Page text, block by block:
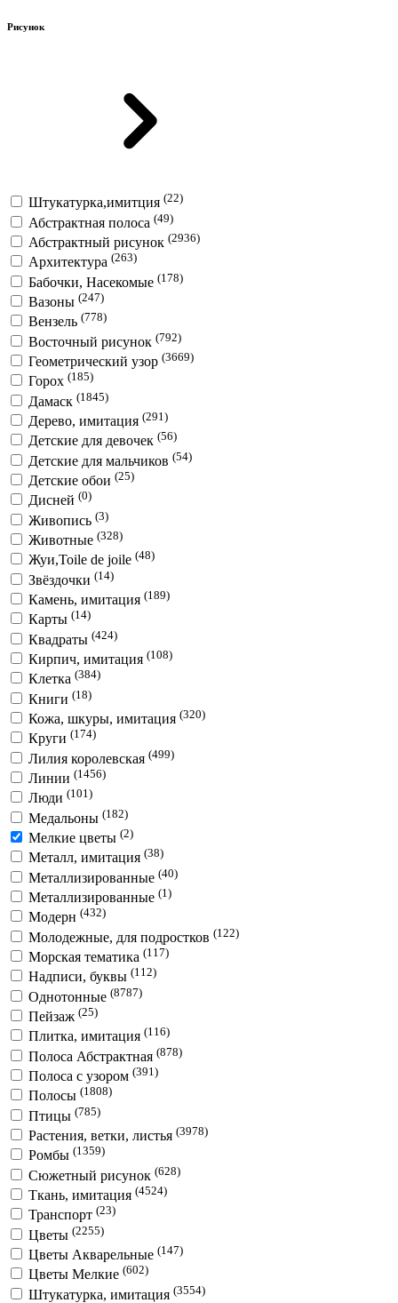
Рисунок
Штукатурка,имитция (22)
Абстрактная полоса (49)
Абстрактный рисунок (2936)
Архитектура (263)
Бабочки, Насекомые (178)
Вазоны (247)
Вензель (778)
Восточный рисунок (792)
Геометрический узор (3669)
Горох (185)
Дамаск (1845)
Дерево, имитация (291)
Детские для девочек (56)
Детские для мальчиков (54)
Детские обои (25)
Дисней (0)
Живопись (3)
Животные (328)
Жуи,Toile de joile (48)
Звёздочки (14)
Камень, имитация (189)
Карты (14)
Квадраты (424)
Кирпич, имитация (108)
Клетка (384)
Книги (18)
Кожа, шкуры, имитация (320)
Круги (174)
Лилия королевская (499)
Линии (1456)
Люди (101)
Медальоны (182)
Мелкие цветы (2)
Металл, имитация (38)
Металлизированные (40)
Металлизированные (1)
Модерн (432)
Молодежные, для подростков (122)
Морская тематика (117)
Надписи, буквы (112)
Однотонные (8787)
Пейзаж (25)
Плитка, имитация (116)
Полоса Абстрактная (878)
Полоса с узором (391)
Полосы (1808)
Птицы (785)
Растения, ветки, листья (3978)
Ромбы (1359)
Сюжетный рисунок (628)
Ткань, имитация (4524)
Транспорт (23)
Цветы (2255)
Цветы Акварельные (147)
Цветы Мелкие (602)
Штукатурка, имитация (3554)